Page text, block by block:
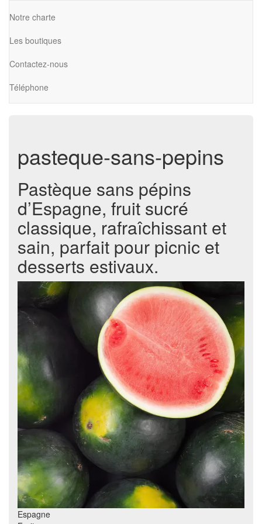
Notre charte
Les boutiques
Contactez-nous
Téléphone
pasteque-sans-pepins
Pastèque sans pépins
d’Espagne, fruit sucré
classique, rafraîchissant et
sain, parfait pour picnic et
desserts estivaux.
Espagne